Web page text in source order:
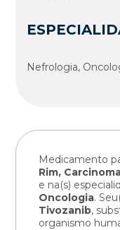
Nefrologia,
Medicamento
Rim,
e na(s)
Oncologia.
Tivozanib,
organismo